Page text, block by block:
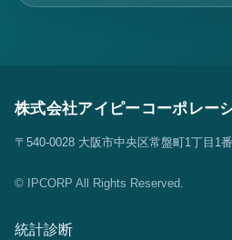
株式会社アイピーコーポレー
〒540-0028 大阪市中央区常盤町1丁目1
© IPCORP All Rights Reserved.
統計診断